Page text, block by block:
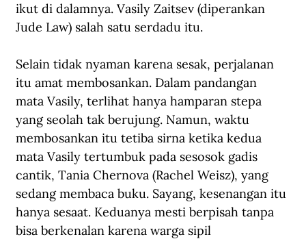
ikut di dalamnya. Vasily Zaitsev (diperankan
Jude Law) salah satu serdadu itu.
Selain tidak nyaman karena sesak, perjalanan
itu amat membosankan. Dalam pandangan
mata Vasily, terlihat hanya hamparan stepa
yang seolah tak berujung. Namun, waktu
membosankan itu tetiba sirna ketika kedua
mata Vasily tertumbuk pada sesosok gadis
cantik, Tania Chernova (Rachel Weisz), yang
sedang membaca buku. Sayang, kesenangan itu
hanya sesaat. Keduanya mesti berpisah tanpa
bisa berkenalan karena warga sipil